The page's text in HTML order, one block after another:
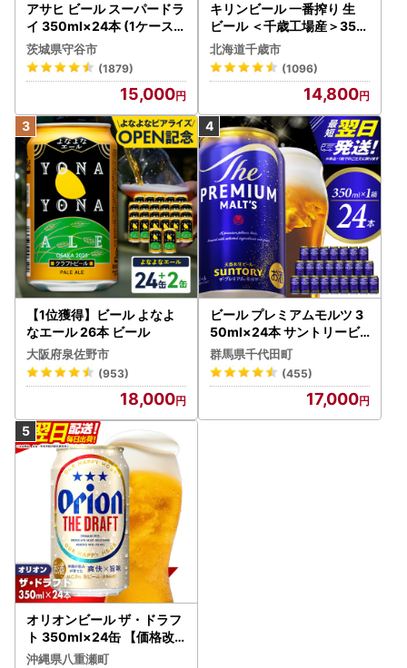
アサヒ ビール スーパードラ
イ 350ml×24本 (1ケース)
究極の辛口 ＜茨城工場＞ 缶
ビール Asahi superDRY お
酒
茨城県守谷市
(1879)
15,000
キリンビール 一番搾り 生
ビール ＜千歳工場産＞350
ml（24本）
北海道千歳市
(1096)
14,800
【1位獲得】ビール よなよ
なエール 26本 ビール
大阪府泉佐野市
(953)
18,000
ビール プレミアムモルツ 3
50ml×24本 サントリービ
ール
群馬県千代田町
(455)
17,000
オリオンビール ザ・ドラフ
ト 350ml×24缶 【価格改
定YI】
沖縄県八重瀬町